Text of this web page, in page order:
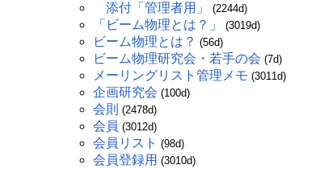
添付「管理者用」
(2244d)
「ビーム物理とは？」 (3019d)
ビーム物理とは？ (56d)
ビーム物理研究会・若手の会 (7d)
メーリングリスト管理メモ (3011d)
企画研究会 (100d)
会則 (2478d)
会員 (3012d)
会員リスト (98d)
会員登録用 (3010d)